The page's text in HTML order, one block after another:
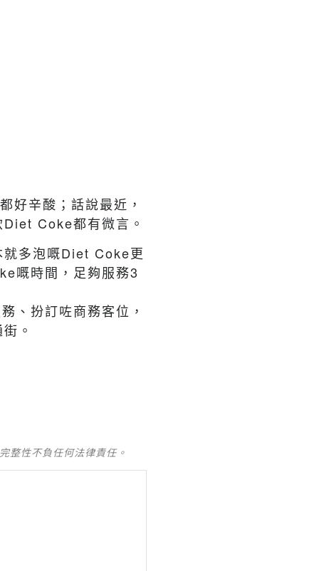
好辛酸；話說最近，
Diet Coke都有微言。
多泡嘅Diet Coke更
嘅時間，足夠服務3
、扮訂咗商務客位，
。
整性不負任何法律責任。